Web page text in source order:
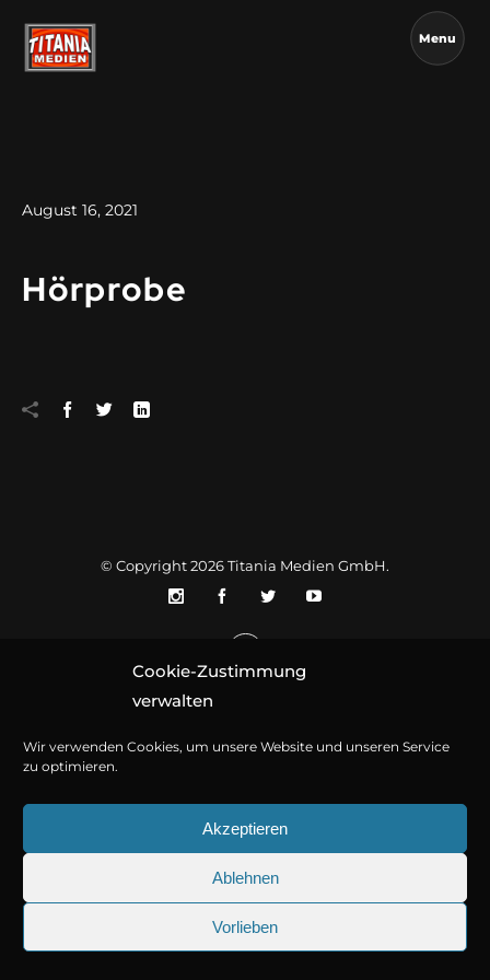
Cookie-Zustimmung
verwalten
Wir verwenden Cookies, um unsere Website und unseren Service
zu optimieren.
Akzeptieren
Ablehnen
Vorlieben
Menu
August 16, 2021
Hörprobe
© Copyright 2026Titania Medien GmbH.